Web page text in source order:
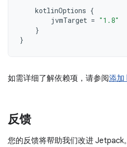
kotlinOptions {
jvmTarget = "1.8"
}
}
如需详细了解依赖项，请参阅添加
反馈
您的反馈将帮助我们改进 Jetpack